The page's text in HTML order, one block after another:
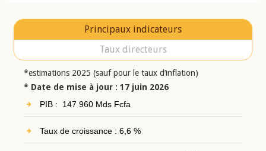
Principaux indicateurs
Taux directeurs
*estimations 2025 (sauf pour le taux d’inflation)
* Date de mise à jour : 17 juin 2026
PIB : 147 960 Mds Fcfa
Taux de croissance : 6,6 %